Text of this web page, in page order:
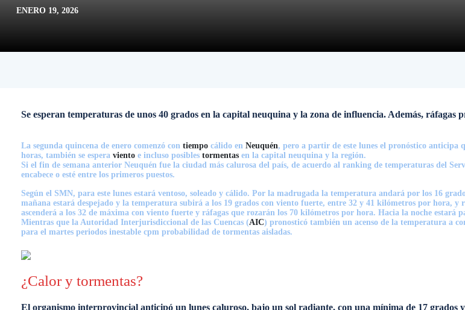
ENERO 19, 2026
Se esperan temperaturas de unos 40 grados en la capital neuquina y la zona de influencia. Además, ráfagas
La segunda quincena de enero comenzó con tiempo cálido en Neuquén, pero a partir de este lunes el pronóstico anticipa
horas, también se espera viento e incluso posibles tormentas en la capital neuquina y la región.
Si el fin de semana anterior Neuquén fue la ciudad más calurosa del país, de acuerdo al ranking de temperaturas del
encabece o esté entre los primeros puestos.
Según el SMN, para este lunes estará ventoso, soleado y cálido. Por la madrugada la temperatura andará por los 16
mañana estará despejado y la temperatura subirá a los 19 grados con viento fuerte, entre 32 y 41 kilómetros por hora,
ascenderá a los 32 de máxima con viento fuerte y ráfagas que rozarán los 70 kilómetros por hora. Hacia la noche estará
Mientras que la Autoridad Interjurisdiccional de las Cuencas (AIC) pronosticó también un acenso de la temperatura a
para el martes periodos inestable cpm probabilidad de tormentas aisladas.
¿Calor y tormentas?
El organismo interprovincial anticipó un lunes caluroso, bajo un sol radiante, con una mínima de 17 grados